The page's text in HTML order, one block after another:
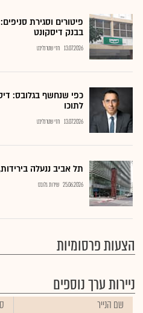
פיטורים וסגירת
בבנק דיסקונט
13.07.2026 חזי שטרנליכט
כפי שנחשף בגלובס:
לתוכו
13.07.2026 חזי שטרנליכט
תל אביב ננעלה
25.06.2026 שירות גלובס
הצעות פרסומיות
ניירות ערך נוספים
שם הנייר